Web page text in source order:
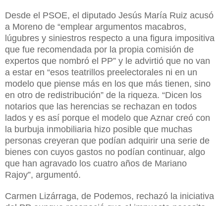
Desde el PSOE, el diputado Jesús María Ruiz acusó
a Moreno de “emplear argumentos macabros,
lúgubres y siniestros respecto a una figura impositiva
que fue recomendada por la propia comisión de
expertos que nombró el PP” y le advirtió que no van
a estar en “esos teatrillos preelectorales ni en un
modelo que piense más en los que más tienen, sino
en otro de redistribución” de la riqueza. “Dicen los
notarios que las herencias se rechazan en todos
lados y es así porque el modelo que Aznar creó con
la burbuja inmobiliaria hizo posible que muchas
personas creyeran que podían adquirir una serie de
bienes con cuyos gastos no podían continuar, algo
que han agravado los cuatro años de Mariano
Rajoy”, argumentó.
Carmen Lizárraga, de Podemos, rechazó la iniciativa